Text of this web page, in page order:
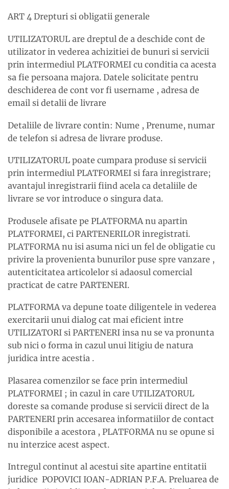
ART 4 Drepturi si obligatii generale
UTILIZATORUL are dreptul de a deschide cont de
utilizator in vederea achizitiei de bunuri si servicii
prin intermediul PLATFORMEI cu conditia ca acesta
sa fie persoana majora. Datele solicitate pentru
deschiderea de cont vor fi username , adresa de
email si detalii de livrare
Detaliile de livrare contin: Nume , Prenume, numar
de telefon si adresa de livrare produse.
UTILIZATORUL poate cumpara produse si servicii
prin intermediul PLATFORMEI si fara inregistrare;
avantajul inregistrarii fiind acela ca detaliile de
livrare se vor introduce o singura data.
Produsele afisate pe PLATFORMA nu apartin
PLATFORMEI, ci PARTENERILOR inregistrati.
PLATFORMA nu isi asuma nici un fel de obligatie cu
privire la provenienta bunurilor puse spre vanzare ,
autenticitatea articolelor si adaosul comercial
practicat de catre PARTENERI.
PLATFORMA va depune toate diligentele in vederea
exercitarii unui dialog cat mai eficient intre
UTILIZATORI si PARTENERI insa nu se va pronunta
sub nici o forma in cazul unui litigiu de natura
juridica intre acestia .
Plasarea comenzilor se face prin intermediul
PLATFORMEI ; in cazul in care UTILIZATORUL
doreste sa comande produse si servicii direct de la
PARTENERI prin accesarea informatiilor de contact
disponibile a acestora , PLATFORMA nu se opune si
nu interzice acest aspect.
Intregul continut al acestui site apartine entitatii
juridice POPOVICI IOAN-ADRIAN P.F.A. Preluarea de